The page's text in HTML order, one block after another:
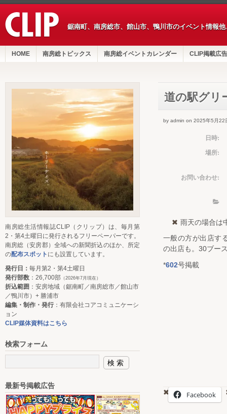
鋸南町、南房総市、館山市、鴨川市のイベント情報
HOME 南房総トピックス 南房総イベントカレンダー CLIP掲載広告
道の駅グリ
by admin on 2025年5月22
日時:
場所:
お問い合わせ:
雨天の場合は
一般の方が出店す
の出店も。30ブー
*602号掲載
Facebook
南房総生活情報誌CLIP（クリップ）は、毎月第
2・第4土曜日に発行されるフリーペーパーです。
南房総（安房郡）全域への新聞折込のほか、所定
の配布スポット にも設置しています。
発行日： 毎月第2・第4土曜日
発行部数 ：26,700部 （2026年7月現在）
折込範囲 ：安房地域（鋸南町／南房総市／館山市
／鴨川市）+ 勝浦市
編集・制作・発行：有限会社コアコミュニケーシ
ョン
CLIP媒体資料はこちら
検索フォーム
最新号掲載広告